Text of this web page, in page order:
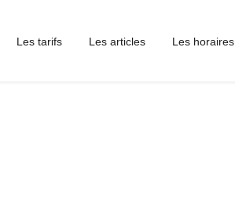
Les tarifs Les articles Les horaires